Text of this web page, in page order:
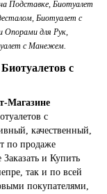
Подставке, Биотуалет
Биотуалет с
Опорами для Рук,
с Манежем.
с
Магазине
с
качественный,
по продаже
и Купить
так и по всей
покупателями,